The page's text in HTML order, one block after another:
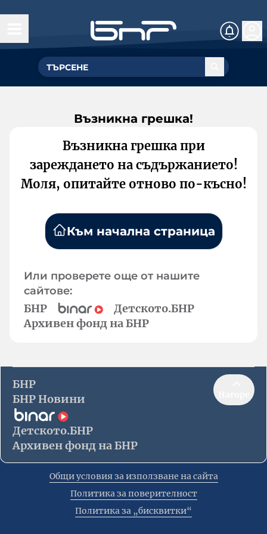
Възникна грешка!
Възникна грешка при
зареждането на съдържанието!
Моля, опитайте отново по-късно!
Към начална страница
Или проверете още от нашите
сайтове:
БНР
Детското.БНР
Архивен фонд на БНР
БНР
БНР Новини
Детското.БНР
Архивен фонд на БНР
Общи условия за използване на сайта
Политика за поверителност
Политика за „бисквитки“